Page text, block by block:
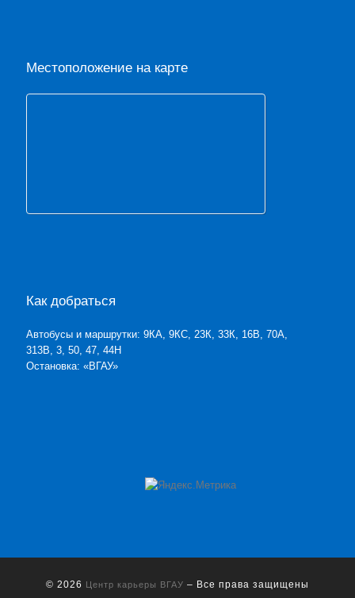
Местоположение на карте
Как добраться
Автобусы и маршрутки: 9КА, 9КС, 23К, 33К, 16В, 70А,
313В, 3, 50, 47, 44Н
Остановка: «ВГАУ»
© 2026 Центр карьеры ВГАУ – Все права защищены